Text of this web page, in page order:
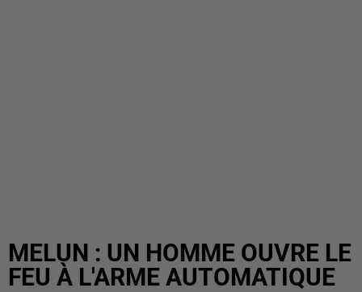
MELUN : UN HOMME OUVRE LE
FEU À L'ARME AUTOMATIQUE